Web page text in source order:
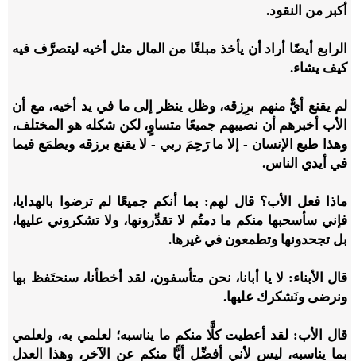
أكبر من النقود.
الرابع أيضًا أراد أن يأخذ مبلغًا من المال مثل أخيه ليتصرَّف فيه
كيف يشاء.
لم يقنع أيٌّ منهم برِزقه، وظل ينظر إلى ما في يد أخيه، مع أن
الأب أخبرهم أن نصيبهم جميعًا متساوٍ، لكن شكله هو المختلف،
وهذا طبع الإنسان - إلا ما رَحِمَ ربي - لا يقنع برزقه ويطمَع فيما
في أيدي الناس.
ماذا فعل الأب؟ قال لهم: بما أنكم جميعًا لم ترضوا بالهدايا،
فإني سأسحبها منكم ما دمتُم لا تقدِّرونها، ولا تشكروني عليها،
بل تجحدونها وتطمعون في غيرها.
قال الأبناء: لا يا أبانا، نحن متأسفون، لقد أخطأنا، سنحتَفظ بها
ونرضى ونَشكرك عليها.
قال الأب: لقد أعطيت كلًّا منكم ما يناسبه؛ لعلمي به، ولعلمي
بما يناسبه، ليس لأني أفضِّل أيًّا منكم عن الآخر، وهذا العدل